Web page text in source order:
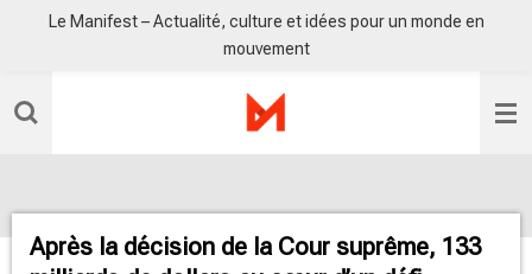
Passer
principal
Le Manifest – Actualité, culture et idées pour un monde en
mouvement
Après la décision de la Cour suprême, 133